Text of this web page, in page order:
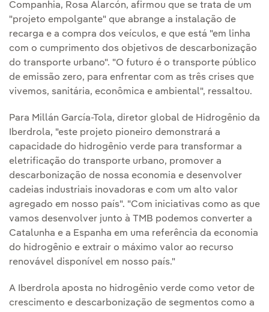
Companhia, Rosa Alarcón, afirmou que se trata de um
"projeto empolgante" que abrange a instalação de
recarga e a compra dos veículos, e que está "em linha
com o cumprimento dos objetivos de descarbonização
do transporte urbano". "O futuro é o transporte público
de emissão zero, para enfrentar com as três crises que
vivemos, sanitária, econômica e ambiental", ressaltou.
Para Millán García-Tola, diretor global de Hidrogênio da
Iberdrola, "este projeto pioneiro demonstrará a
capacidade do hidrogênio verde para transformar a
eletrificação do transporte urbano, promover a
descarbonização de nossa economia e desenvolver
cadeias industriais inovadoras e com um alto valor
agregado em nosso país". "Com iniciativas como as que
vamos desenvolver junto à TMB podemos converter a
Catalunha e a Espanha em uma referência da economia
do hidrogênio e extrair o máximo valor ao recurso
renovável disponível em nosso país."
A Iberdrola aposta no hidrogênio verde como vetor de
crescimento e descarbonização de segmentos como a